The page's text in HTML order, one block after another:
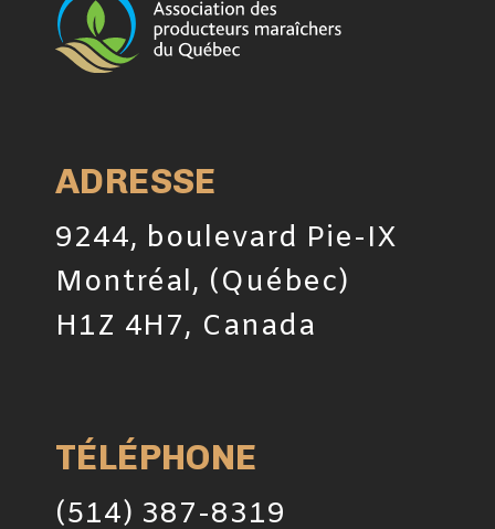
ADRESSE
9244, boulevard Pie-IX
Montréal, (Québec)
H1Z 4H7, Canada
TÉLÉPHONE
(514) 387-8319